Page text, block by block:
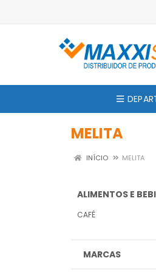
MELITA
INÍCIO MELITA
ALIMENTOS E
CAFÉ
MARCAS